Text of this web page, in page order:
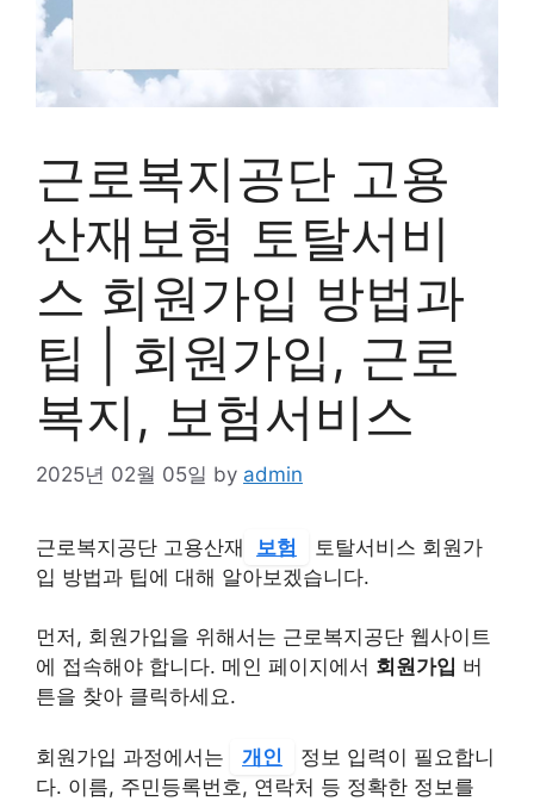
근로복지공단 고용
산재보험 토탈서비
스 회원가입 방법과
팁 | 회원가입, 근로
복지, 보험서비스
2025년 02월 05일 by admin
근로복지공단 고용산재 보험
토탈서비스 회원가
입 방법과 팁에 대해 알아보겠습니다.
먼저, 회원가입을 위해서는 근로복지공단 웹사이트
에 접속해야 합니다. 메인 페이지에서 회원가입 버
튼을 찾아 클릭하세요.
회원가입 과정에서는 개인
정보 입력이 필요합니
다. 이름, 주민등록번호, 연락처 등 정확한 정보를